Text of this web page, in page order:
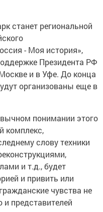
станет региональной
- Моя история»,
Президента РФ
и в Уфе. До конца
организованы еще в
понимании этого
комплекс,
слову техники
и т.д., будет
и привить или
чувства не
и представителей